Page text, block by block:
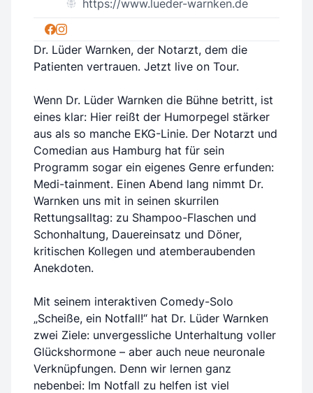
https://www.lueder-warnken.de
Dr. Lüder Warnken, der Notarzt, dem die
Patienten vertrauen. Jetzt live on Tour.
Wenn Dr. Lüder Warnken die Bühne betritt, ist
eines klar: Hier reißt der Humorpegel stärker
aus als so manche EKG-Linie. Der Notarzt und
Comedian aus Hamburg hat für sein
Programm sogar ein eigenes Genre erfunden:
Medi-tainment. Einen Abend lang nimmt Dr.
Warnken uns mit in seinen skurrilen
Rettungsalltag: zu Shampoo-Flaschen und
Schonhaltung, Dauereinsatz und Döner,
kritischen Kollegen und atemberaubenden
Anekdoten.
Mit seinem interaktiven Comedy-Solo
„Scheiße, ein Notfall!“ hat Dr. Lüder Warnken
zwei Ziele: unvergessliche Unterhaltung voller
Glückshormone – aber auch neue neuronale
Verknüpfungen. Denn wir lernen ganz
nebenbei: Im Notfall zu helfen ist viel